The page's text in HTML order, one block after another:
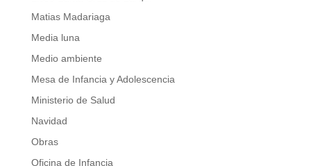
Matias Madariaga
Media luna
Medio ambiente
Mesa de Infancia y Adolescencia
Ministerio de Salud
Navidad
Obras
Oficina de Infancia